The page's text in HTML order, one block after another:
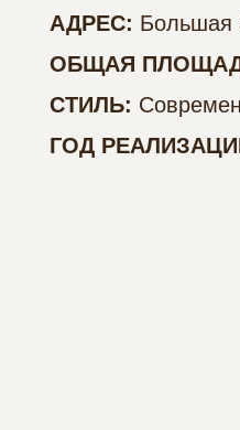
АДРЕС: Большая
ОБЩАЯ
СТИЛЬ:
ГОД